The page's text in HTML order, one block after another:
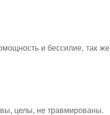
и бессилие, так же
целы, не травмированы.